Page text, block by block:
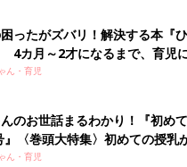
ったがズバリ！解決する本『
4カ月～2才になるまで、育児
！
ん・育児
のお世話まるわかり！『初め
』〈巻頭大特集〉初めての授乳
っぱい・ミルクの基本と夏のト
ん・育児